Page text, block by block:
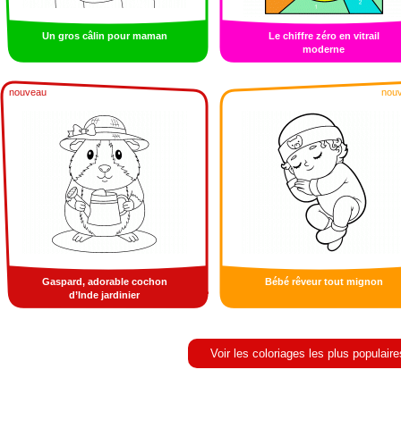
Un gros câlin pour maman
Le chiffre zéro en vitrail
moderne
nouveau
Gaspard, adorable cochon
d’Inde jardinier
Bébé rêveur tout mignon
Voir les coloriages les plus